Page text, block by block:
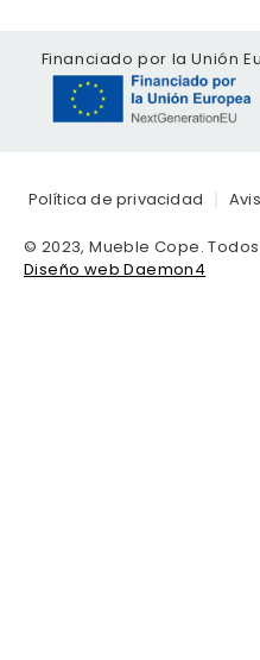
Financiado por la Unión
© 2023, Mueble Cope.
Diseño web Daemon4
Política de privacidad